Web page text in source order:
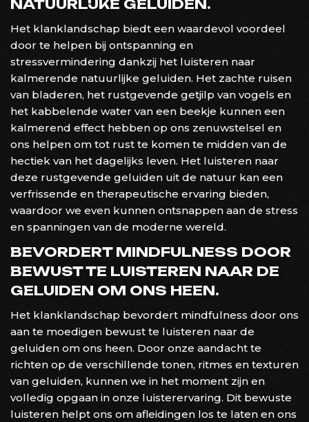
NATUURLIJKE GELUIDEN.
Het klanklandschap biedt een waardevol voordeel
door te helpen bij ontspanning en
stressvermindering dankzij het luisteren naar
kalmerende natuurlijke geluiden. Het zachte ruisen
van bladeren, het rustgevende getjilp van vogels en
het kabbelende water van een beekje kunnen een
kalmerend effect hebben op ons zenuwstelsel en
ons helpen om tot rust te komen te midden van de
hectiek van het dagelijks leven. Het luisteren naar
deze rustgevende geluiden uit de natuur kan een
verfrissende en therapeutische ervaring bieden,
waardoor we even kunnen ontsnappen aan de stress
en spanningen van de moderne wereld.
BEVORDERT MINDFULNESS DOOR
BEWUST TE LUISTEREN NAAR DE
GELUIDEN OM ONS HEEN.
Het klanklandschap bevordert mindfulness door ons
aan te moedigen bewust te luisteren naar de
geluiden om ons heen. Door onze aandacht te
richten op de verschillende tonen, ritmes en texturen
van geluiden, kunnen we in het moment zijn en
volledig opgaan in onze luisterervaring. Dit bewuste
luisteren helpt ons om afleidingen los te laten en ons